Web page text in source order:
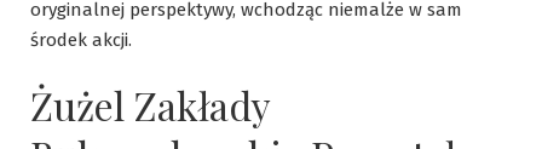
oryginalnej perspektywy, wchodząc niemalże w sam
środek akcji.
Żużel Zakłady